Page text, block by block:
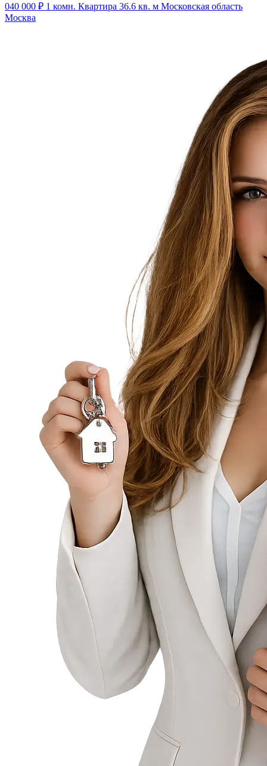
040 000 ₽ 1 комн. Квартира 36.6 кв. м Московская область
Москва